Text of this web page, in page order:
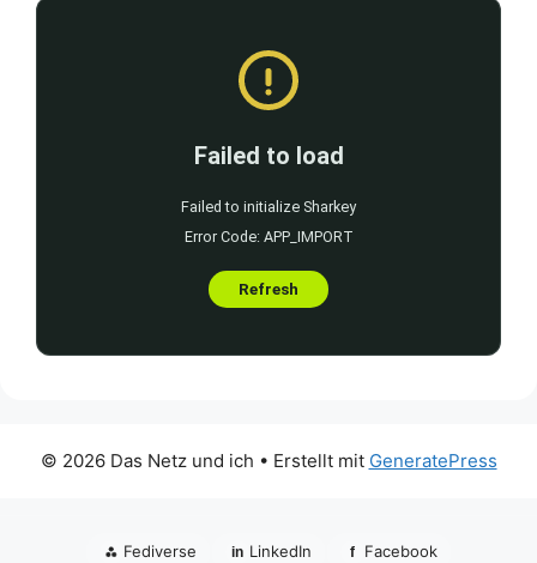
© 2026 Das Netz und ich • Erstellt mit GeneratePress
⁂ Fediverse in LinkedIn f Facebook